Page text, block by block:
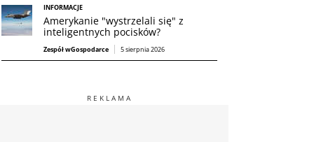
INFORMACJE
Amerykanie "wystrzelali się" z
inteligentnych pocisków?
Zespół wGospodarce 5 sierpnia 2026